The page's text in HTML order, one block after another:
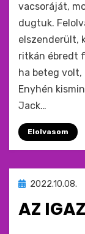
vacsoráját,
dugtuk.
elszenderült,
ritkán ébredt
ha beteg
Enyhén
Jack…
Elolvasom
Beküldve
:
2022.10.08.
AZ